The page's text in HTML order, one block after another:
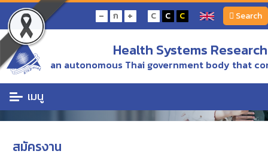
- ก + C C C Search
Health Systems
an autonomous Thai government body that
เมนู
Home สมัครงาน
สมัครงาน
ร่วมงานกับ สวรส. ประกาศตำแหน่งงานว่าง
สมัครงาน